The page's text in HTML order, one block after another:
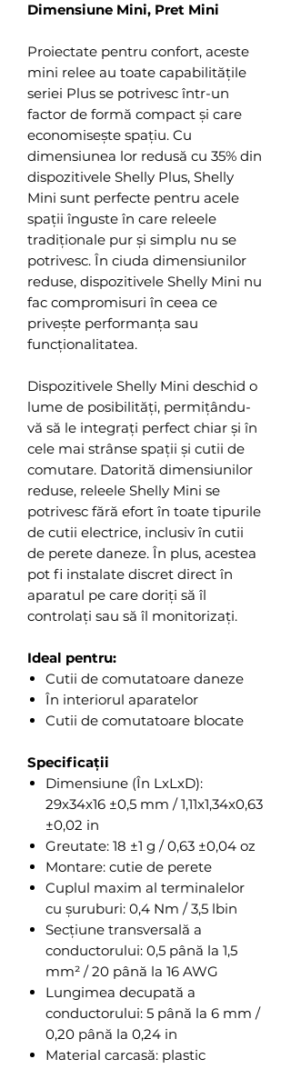
Dimensiune Mini, Pret Mini
Proiectate pentru confort, aceste
mini relee au toate capabilitățile
seriei Plus se potrivesc într-un
factor de formă compact și care
economisește spațiu. Cu
dimensiunea lor redusă cu 35% din
dispozitivele Shelly Plus, Shelly
Mini sunt perfecte pentru acele
spații înguste în care releele
tradiționale pur și simplu nu se
potrivesc. În ciuda dimensiunilor
reduse, dispozitivele Shelly Mini nu
fac compromisuri în ceea ce
privește performanța sau
funcționalitatea.
Dispozitivele Shelly Mini deschid o
lume de posibilități, permițându-
vă să le integrați perfect chiar și în
cele mai strânse spații și cutii de
comutare. Datorită dimensiunilor
reduse, releele Shelly Mini se
potrivesc fără efort în toate tipurile
de cutii electrice, inclusiv în cutii
de perete daneze. În plus, acestea
pot fi instalate discret direct în
aparatul pe care doriți să îl
controlați sau să îl monitorizați.
Ideal pentru:
Cutii de comutatoare daneze
În interiorul aparatelor
Cutii de comutatoare blocate
Specificații
Dimensiune (În LxLxD):
29x34x16 ±0,5 mm / 1,11x1,34x0,63
±0,02 in
Greutate: 18 ±1 g / 0,63 ±0,04 oz
Montare: cutie de perete
Cuplul maxim al terminalelor
cu șuruburi: 0,4 Nm / 3,5 lbin
Secțiune transversală a
conductorului: 0,5 până la 1,5
mm² / 20 până la 16 AWG
Lungimea decupată a
conductorului: 5 până la 6 mm /
0,20 până la 0,24 in
Material carcasă: plastic